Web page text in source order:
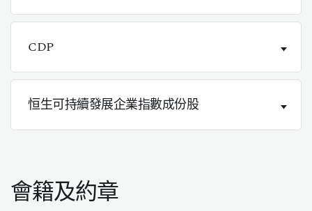
CDP
恒生可持續發展企業指數成份股
會籍及約章